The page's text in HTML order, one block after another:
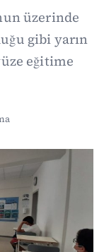
üzerinde
gibi yarın
eğitime